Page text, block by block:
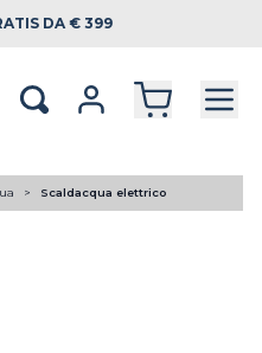
DA € 399
Scaldacqua elettrico